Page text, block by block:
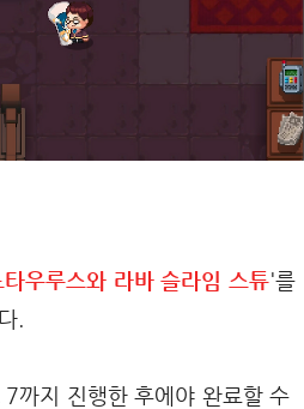
타우루스와 라바 슬라임 스튜'를
.
까지 진행한 후에야 완료할 수